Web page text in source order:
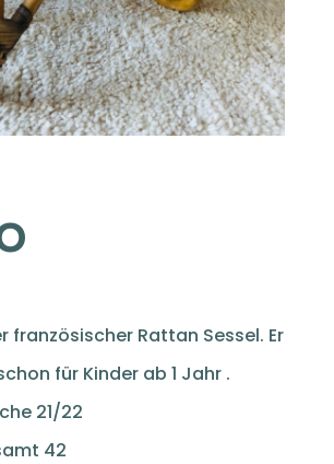
französischer Rattan Sessel. Er
für Kinder ab 1 Jahr .
21/22
42